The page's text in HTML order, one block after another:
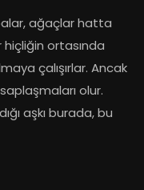
ağaçlar hatta
ortasında
çalışırlar. Ancak
olur.
aşkı burada, bu